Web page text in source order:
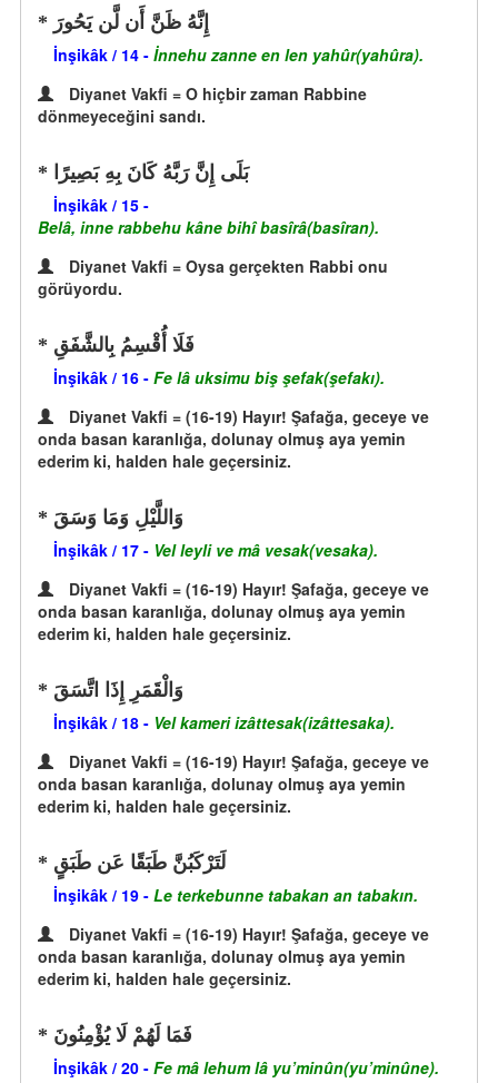
إِنَّهُ ظَنَّ أَن لَّن يَحُورَ
İnşikâk / 14 - İnnehu zanne en len yahûr(yahûra).
Diyanet Vakfi = O hiçbir zaman Rabbine
dönmeyeceğini sandı.
بَلَى إِنَّ رَبَّهُ كَانَ بِهِ بَصِيرًا
İnşikâk / 15 -
Belâ, inne rabbehu kâne bihî basîrâ(basîran).
Diyanet Vakfi = Oysa gerçekten Rabbi onu
görüyordu.
فَلَا أُقْسِمُ بِالشَّفَقِ
İnşikâk / 16 - Fe lâ uksimu biş şefak(şefakı).
Diyanet Vakfi = (16-19) Hayır! Şafağa, geceye ve
onda basan karanlığa, dolunay olmuş aya yemin
ederim ki, halden hale geçersiniz.
وَاللَّيْلِ وَمَا وَسَقَ
İnşikâk / 17 - Vel leyli ve mâ vesak(vesaka).
Diyanet Vakfi = (16-19) Hayır! Şafağa, geceye ve
onda basan karanlığa, dolunay olmuş aya yemin
ederim ki, halden hale geçersiniz.
وَالْقَمَرِ إِذَا اتَّسَقَ
İnşikâk / 18 - Vel kameri izâttesak(izâttesaka).
Diyanet Vakfi = (16-19) Hayır! Şafağa, geceye ve
onda basan karanlığa, dolunay olmuş aya yemin
ederim ki, halden hale geçersiniz.
لَتَرْكَبُنَّ طَبَقًا عَن طَبَقٍ
İnşikâk / 19 - Le terkebunne tabakan an tabakın.
Diyanet Vakfi = (16-19) Hayır! Şafağa, geceye ve
onda basan karanlığa, dolunay olmuş aya yemin
ederim ki, halden hale geçersiniz.
فَمَا لَهُمْ لَا يُؤْمِنُونَ
İnşikâk / 20 - Fe mâ lehum lâ yu’minûn(yu’minûne).